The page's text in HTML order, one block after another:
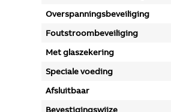
Overspanningsbeveiliging
Foutstroombeveiliging
Met glaszekering
Speciale voeding
Afsluitbaar
Bevestigingswijze